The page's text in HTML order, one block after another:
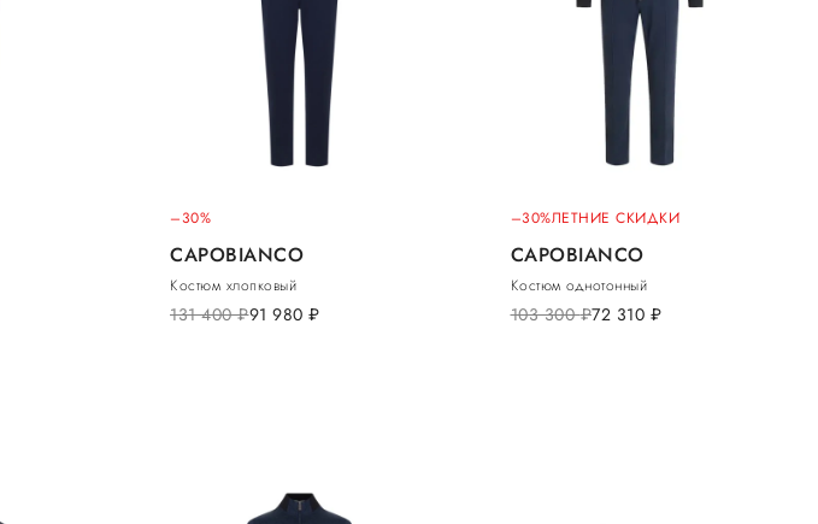
–30%
CAPOBIANCO
Костюм хлопковый
131 400руб.91 980 руб.
–30%ЛЕТНИЕ СКИДКИ
CAPOBIANCO
Костюм однотонный
103 300руб.72 310 руб.